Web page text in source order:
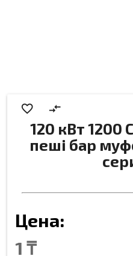
favorite_border compare_arrows
120 кВт 1200
пеші бар
Цена:
1 ₸